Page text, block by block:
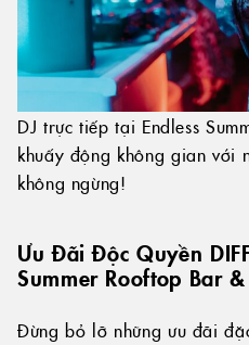
DJ trực tiếp tại Endless
khuấy động không gian với
không ngừng!
Ưu Đãi Độc Quyền
Summer Rooftop Bar
Đừng bỏ lỡ những ưu đãi